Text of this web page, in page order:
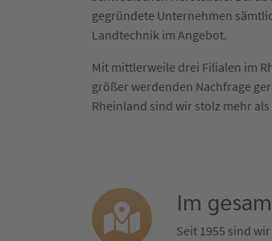
gegründete Unternehmen
Landtechnik im Angebot.
Mit mittlerweile drei Filialen im
größer werdenden Nachfrage
Rheinland sind wir stolz mehr
Im
Seit 1955 sind